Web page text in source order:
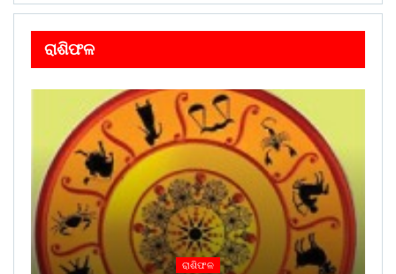
ରାଶିଫଳ
ରାଶିଫଳ